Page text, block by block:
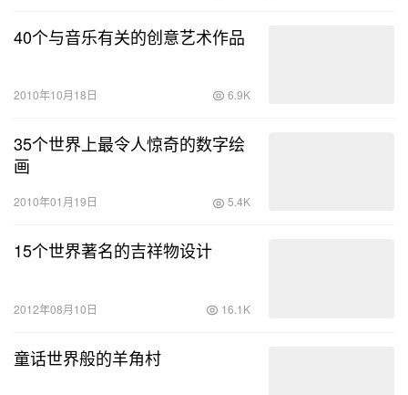
40个与音乐有关的创意艺术作品
2010年10月18日 6.9K
35个世界上最令人惊奇的数字绘
画
2010年01月19日 5.4K
15个世界著名的吉祥物设计
2012年08月10日 16.1K
童话世界般的羊角村